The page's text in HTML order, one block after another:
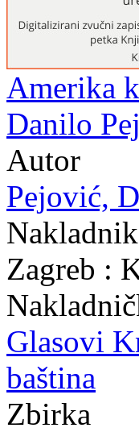
Amerika
Danilo
Autor
Pejović,
Nakladnik
Zagreb :
Glasovi
baština
Zbirka